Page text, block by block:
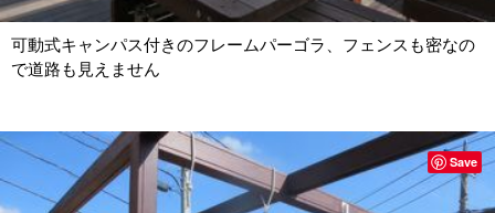
可動式キャンパス付きのフレームパーゴラ、フェンスも密なの
で道路も見えません
Save